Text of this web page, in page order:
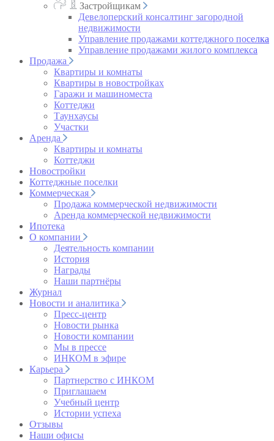
Застройщикам
Девелоперский консалтинг загородной
недвижимости
Управление продажами коттеджного поселка
Управление продажами жилого комплекса
Продажа
Квартиры и комнаты
Квартиры в новостройках
Гаражи и машиноместа
Коттеджи
Таунхаусы
Участки
Аренда
Квартиры и комнаты
Коттеджи
Новостройки
Коттеджные поселки
Коммерческая
Продажа коммерческой недвижимости
Аренда коммерческой недвижимости
Ипотека
О компании
Деятельность компании
История
Награды
Наши партнёры
Журнал
Новости и аналитика
Пресс-центр
Новости рынка
Новости компании
Мы в прессе
ИНКОМ в эфире
Карьера
Партнерство с ИНКОМ
Приглашаем
Учебный центр
Истории успеха
Отзывы
Наши офисы